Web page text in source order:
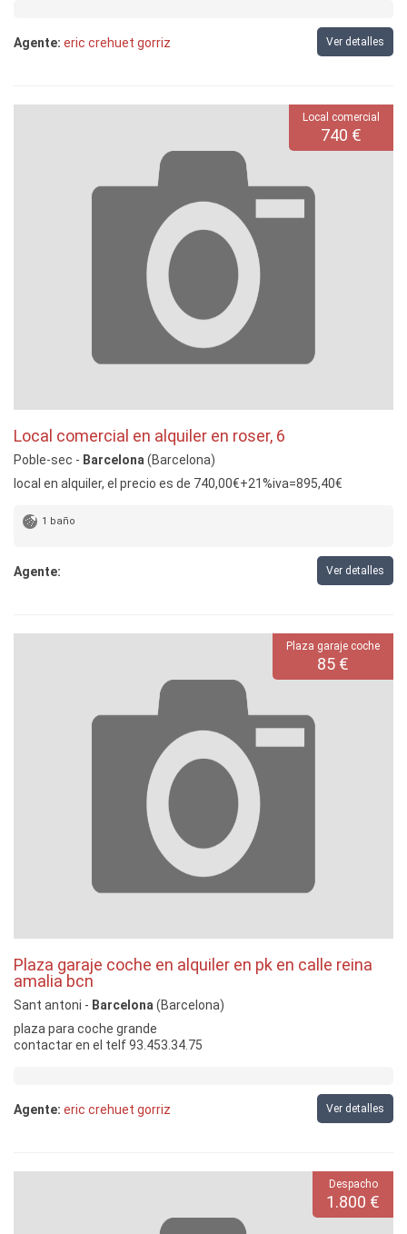
Agente: eric crehuet gorriz Ver detalles
Local comercial
740 €
Local comercial en alquiler en roser, 6
Poble-sec - Barcelona (Barcelona)
local en alquiler, el precio es de 740,00€+21%iva=895,40€
1 baño
Agente: Ver detalles
Plaza garaje coche
85 €
Plaza garaje coche en alquiler en pk en calle reina
amalia bcn
Sant antoni - Barcelona (Barcelona)
plaza para coche grande
contactar en el telf 93.453.34.75
Agente: eric crehuet gorriz Ver detalles
Despacho
1.800 €